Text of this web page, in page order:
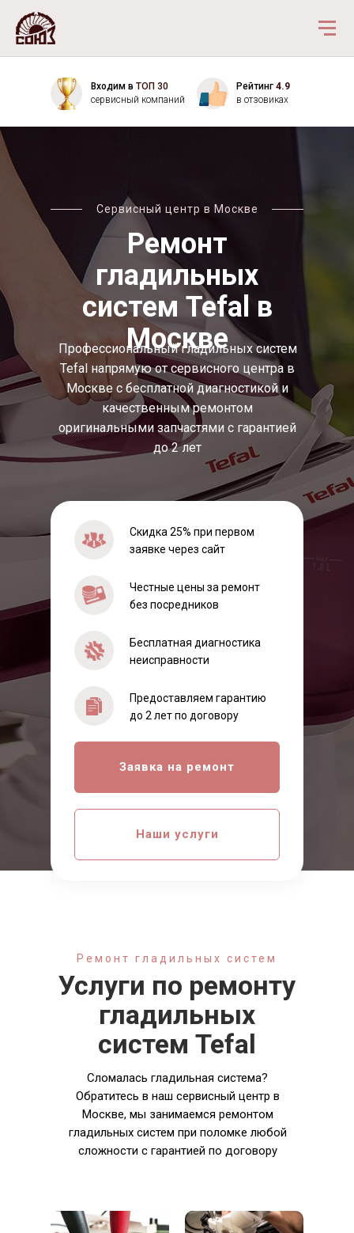
Входим в ТОП 30
сервисный компаний
Рейтинг 4.9
в отзовиках
Ремонт
гладильных
систем Tefal в
Москве
Сервисный центр в Москве
Профессиональный гладильных систем
Tefal напрямую от сервисного центра в
Москве с бесплатной диагностикой и
качественным ремонтом
оригинальными запчастями с гарантией
до 2 лет
Скидка 25% при первом
заявке через сайт
Бесплатная диагностика
неисправности
Честные цены за ремонт
без посредников
Предоставляем гарантию
до 2 лет по договору
Заявка на ремонт
Наши услуги
Услуги по ремонту
гладильных
систем Tefal
Сломалась гладильная система?
Обратитесь в наш сервисный центр в
Москве, мы занимаемся ремонтом
гладильных систем при поломке любой
сложности с гарантией по договору
Ремонт гладильных систем